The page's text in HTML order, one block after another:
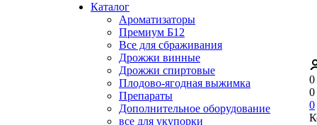
Каталог
Ароматизаторы
Премиум Б12
Все для сбраживания
Дрожжи винные
Дрожжи спиртовые
Плодово-ягодная выжимка
Препараты
Дополнительное оборудование
все для укупорки
0
0
0